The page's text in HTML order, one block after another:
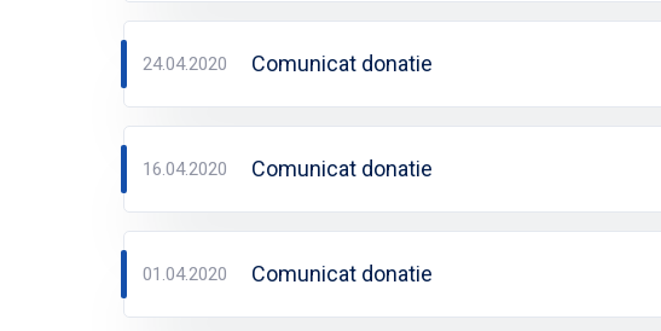
24.04.2020 Comunicat donatie
16.04.2020 Comunicat donatie
01.04.2020 Comunicat donatie